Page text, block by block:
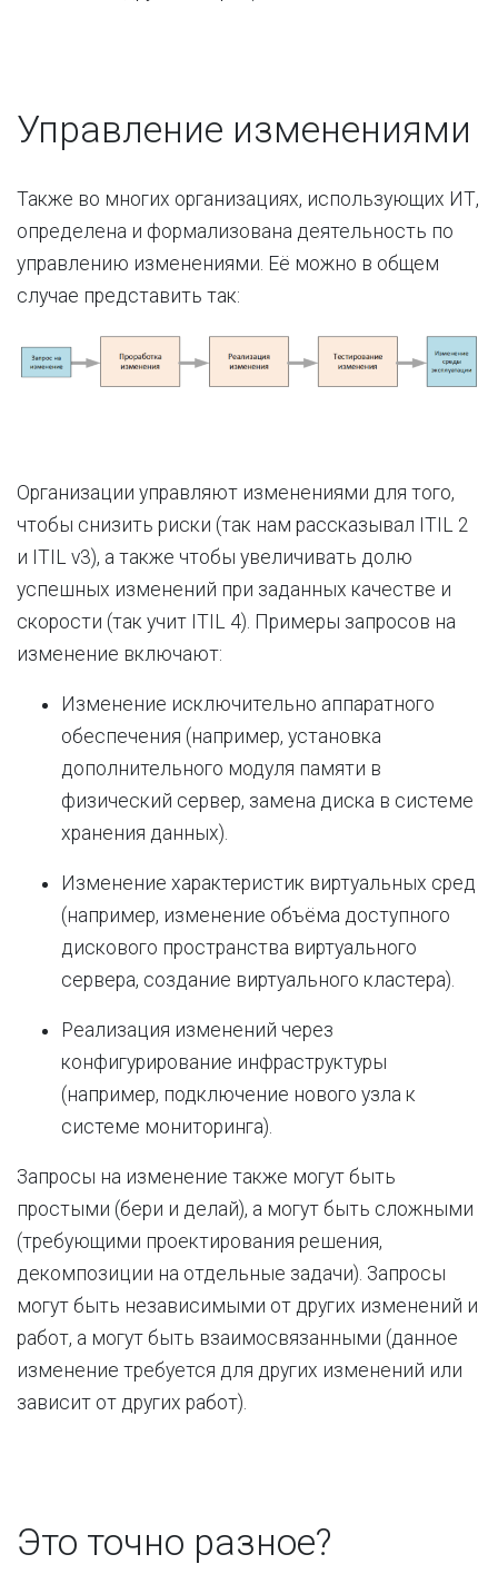
Управление изменениями
Также во многих организациях, использующих ИТ,
определена и формализована деятельность по
управлению изменениями. Её можно в общем
случае представить так:
Организации управляют изменениями для того,
чтобы снизить риски (так нам рассказывал ITIL 2
и ITIL v3), а также чтобы увеличивать долю
успешных изменений при заданных качестве и
скорости (так учит ITIL 4). Примеры запросов на
изменение включают:
Изменение исключительно аппаратного
обеспечения (например, установка
дополнительного модуля памяти в
физический сервер, замена диска в системе
хранения данных).
Изменение характеристик виртуальных сред
(например, изменение объёма доступного
дискового пространства виртуального
сервера, создание виртуального кластера).
Реализация изменений через
конфигурирование инфраструктуры
(например, подключение нового узла к
системе мониторинга).
Запросы на изменение также могут быть
простыми (бери и делай), а могут быть сложными
(требующими проектирования решения,
декомпозиции на отдельные задачи). Запросы
могут быть независимыми от других изменений и
работ, а могут быть взаимосвязанными (данное
изменение требуется для других изменений или
зависит от других работ).
Это точно разное?